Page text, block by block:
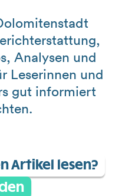
Analysen und
Leserinnen und
gut informiert
Artikel lesen?